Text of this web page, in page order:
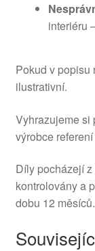
interiéru
Pokud v popisu
ilustrativní.
Vyhrazujeme si
výrobce
Díly pocházejí
kontrolovány a
dobu 12 měsíců.